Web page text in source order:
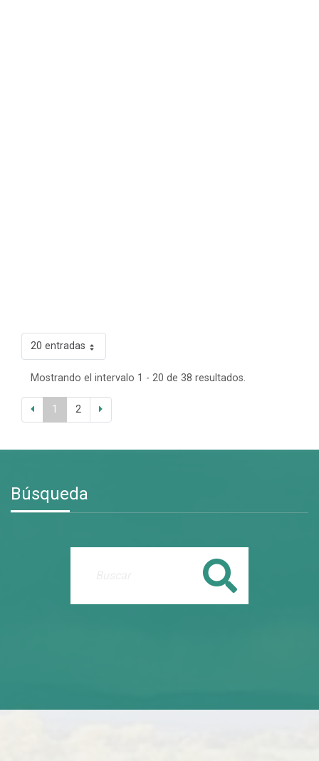
20 entradas
Mostrando el intervalo 1 - 20 de 38 resultados.
1 2
Búsqueda
Buscar